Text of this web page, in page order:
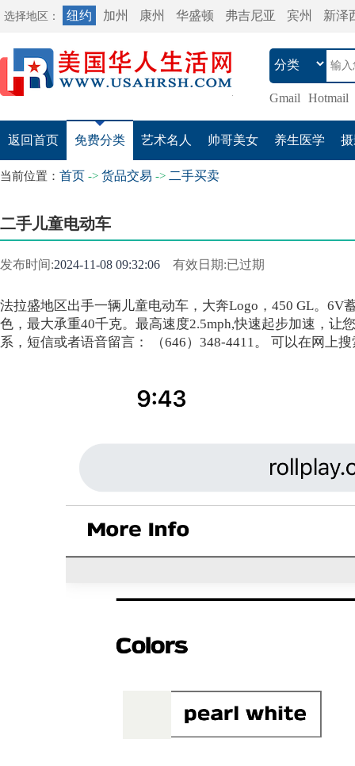
选择地区： 纽约 加州 康州 华盛顿 弗吉尼亚 宾州 新泽
Gmail Hotmail
返回首页 免费分类 艺术名人 帅哥美女 养生医学
当前位置： 首页 -> 货品交易 -> 二手买卖
二手儿童电动车
发布时间:2024-11-08 09:32:06 有效日期:已过期
法拉盛地区出手一辆儿童电动车，大奔Logo，450 GL。6V
色，最大承重40千克。最高速度2.5mph,快速起步加速，让
系，短信或者语音留言： （646）348-4411。 可以在网上